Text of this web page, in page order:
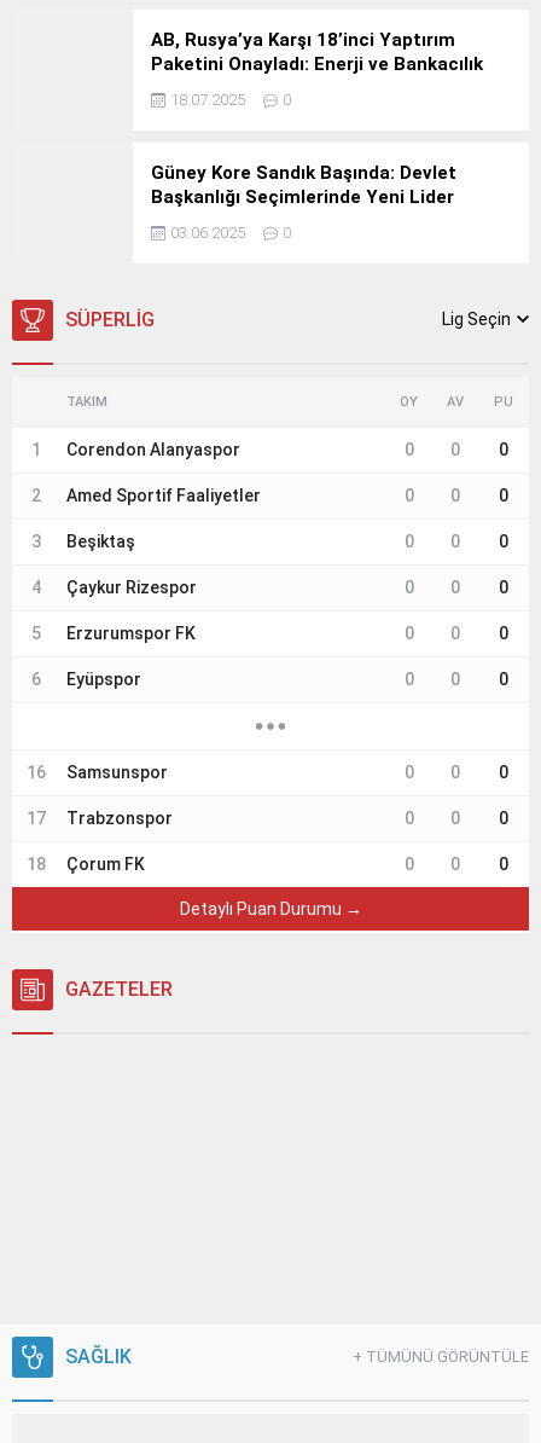
AB, Rusya’ya Karşı 18’inci Yaptırım
Paketini Onayladı: Enerji ve Bankacılık
Sektörüne Yeni Kısıtlamalar
18.07.2025 0
Güney Kore Sandık Başında: Devlet
Başkanlığı Seçimlerinde Yeni Lider
Belirleniyor
03.06.2025 0
SÜPERLIG Lig Seçin
TAKIM OY AV PU
1 Corendon Alanyaspor 0 0 0
2 Amed Sportif Faaliyetler 0 0 0
3 Beşiktaş 0 0 0
4 Çaykur Rizespor 0 0 0
5 Erzurumspor FK 0 0 0
6 Eyüpspor 0 0 0
16 Samsunspor 0 0 0
17 Trabzonspor 0 0 0
18 Çorum FK 0 0 0
Detaylı Puan Durumu →
GAZETELER
SAĞLIK + TÜMÜNÜ GÖRÜNTÜLE